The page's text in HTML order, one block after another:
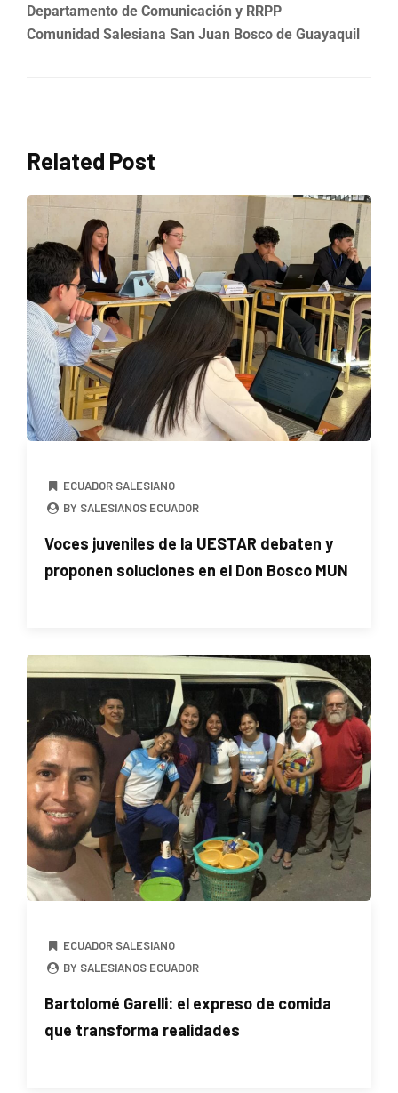
Departamento de Comunicación y RRPP
Comunidad Salesiana San Juan Bosco de Guayaquil
Related Post
ECUADOR SALESIANO
BY SALESIANOS ECUADOR
Voces juveniles de la UESTAR debaten y
proponen soluciones en el Don Bosco MUN
ECUADOR SALESIANO
BY SALESIANOS ECUADOR
Bartolomé Garelli: el expreso de comida
que transforma realidades